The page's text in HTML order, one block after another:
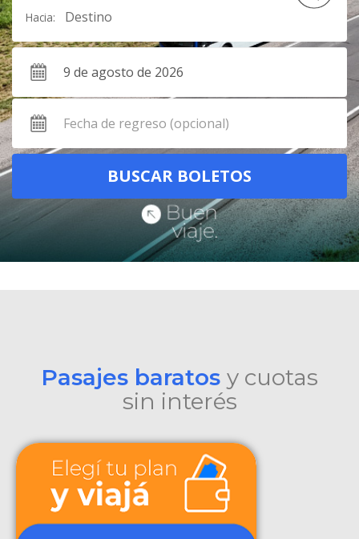
Pasajes baratos y cuotas
sin interés